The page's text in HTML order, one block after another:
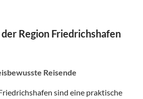
Region Friedrichshafen
Reisende
sind eine praktische